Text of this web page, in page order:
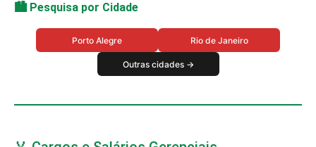
🏙️ Pesquisa por Cidade
Porto Alegre Rio de Janeiro
Outras cidades →